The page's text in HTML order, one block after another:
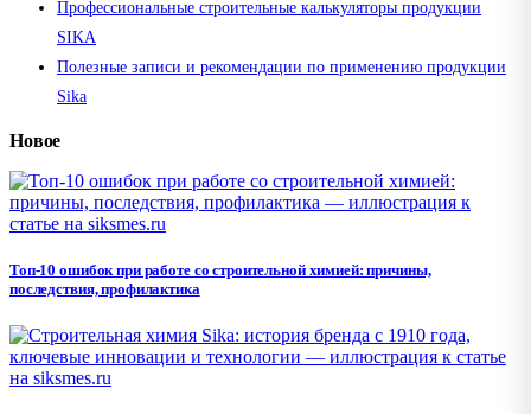
Профессиональные строительные калькуляторы продукции
SIKA
Полезные записи и рекомендации по применению продукции
Sika
Новое
Топ-10 ошибок при работе со строительной химией: причины,
последствия, профилактика